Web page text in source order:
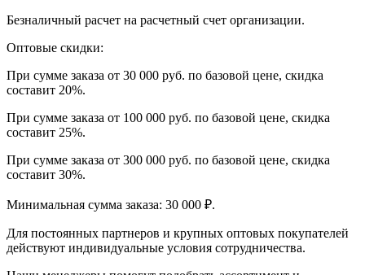
Безналичный расчет на расчетный счет организации.
Оптовые скидки:
При сумме заказа от 30 000 руб. по базовой цене, скидка
составит 20%.
При сумме заказа от 100 000 руб. по базовой цене, скидка
составит 25%.
При сумме заказа от 300 000 руб. по базовой цене, скидка
составит 30%.
Минимальная сумма заказа: 30 000 ₽.
Для постоянных партнеров и крупных оптовых покупателей
действуют индивидуальные условия сотрудничества.